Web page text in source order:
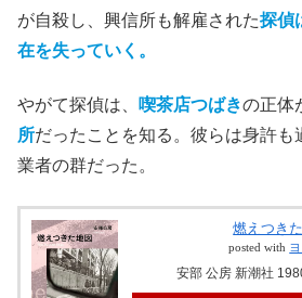
が自殺し、興信所も解雇された探偵
在を失っていく。
やがて探偵は、 喫茶店つばきの正体
所だったことを知る。彼らは身許も
業者の群だった。
燃えつき
posted with
安部 公房 新潮社